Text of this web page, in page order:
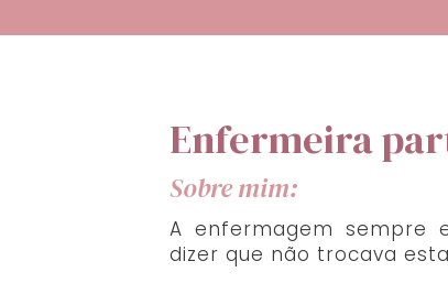
Enfermeira
Sobre mim:
A enfermagem sempre
dizer que não trocava